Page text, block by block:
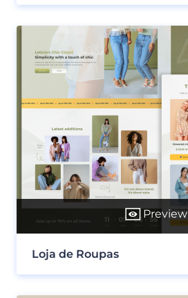
Preview
Loja de Roupas